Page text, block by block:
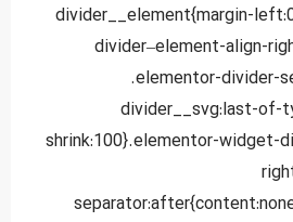
divider__element{margin-
divider–element-align-
.elementor-divider-
divider__svg:last-of-
shrink:100}.elementor-widget-